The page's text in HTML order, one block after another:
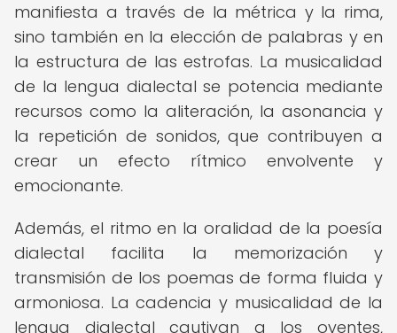
manifiesta a través de la métrica y la rima,
sino también en la elección de palabras y en
la estructura de las estrofas. La musicalidad
de la lengua dialectal se potencia mediante
recursos como la aliteración, la asonancia y
la repetición de sonidos, que contribuyen a
crear un efecto rítmico envolvente y
emocionante.
Además, el ritmo en la oralidad de la poesía
dialectal facilita la memorización y
transmisión de los poemas de forma fluida y
armoniosa. La cadencia y musicalidad de la
lengua dialectal cautivan a los oyentes,